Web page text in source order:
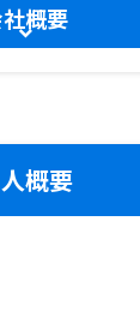
概要
概要